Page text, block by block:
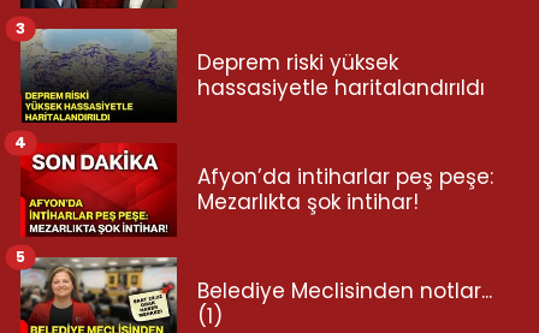
Deprem riski yüksek
hassasiyetle haritalandırıldı
3
Afyon’da intiharlar peş peşe:
Mezarlıkta şok intihar!
4
Belediye Meclisinden notlar...
(1)
5